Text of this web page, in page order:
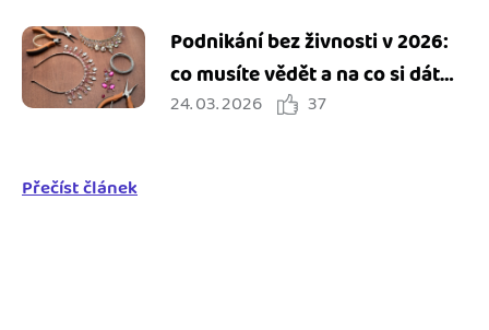
Podnikání bez živnosti v 2026:
co musíte vědět a na co si dát
pozor
24. 03. 2026 37
Přečíst článek